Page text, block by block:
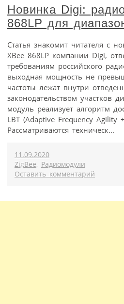
Новинка Digi:
868LP для
Статья знакомит читателя с
XBee 868LP компании Digi,
требованиям российского
выходная мощность не
частоты лежат внутри
законодательством участков
модуль реализует алгоритм
LBT (Adaptive Frequency Agility
Рассматриваются техническ...
11.09.2020
ZigBee, Радиомодули
Оставить комментарий